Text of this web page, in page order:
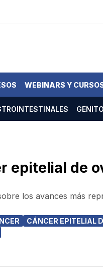
WEBINARS Y
epitelial de
los avances más
CÁNCER EPITELIAL